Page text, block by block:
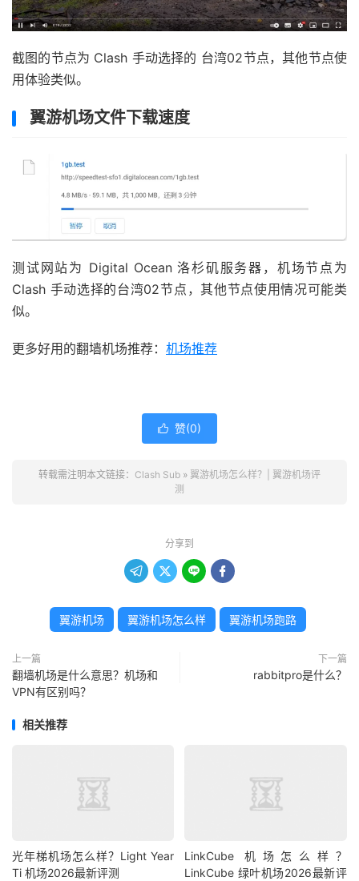
截图的节点为 Clash 手动选择的 台湾02节点，其他节点使
用体验类似。
翼游机场文件下载速度
测试网站为 Digital Ocean 洛杉矶服务器，机场节点为
Clash 手动选择的台湾02节点，其他节点使用情况可能类
似。
更多好用的翻墙机场推荐： 机场推荐
 赞(0)
转载需注明本文链接： Clash Sub » 翼游机场怎么样？| 翼游机场评
测
分享到
   
翼游机场 翼游机场怎么样 翼游机场跑路
上一篇
翻墙机场是什么意思？机场和
VPN有区别吗？
下一篇
rabbitpro是什么？
相关推荐
光年梯机场怎么样？Light Year
Ti 机场2026最新评测
LinkCube 机场怎么样？
LinkCube 绿叶机场2026最新评